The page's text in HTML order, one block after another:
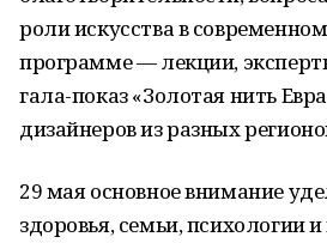
роли искусства в
программе — лекции,
гала-показ «Золотая нить
дизайнеров из разных
29 мая основное внимание
здоровья, семьи, психологии